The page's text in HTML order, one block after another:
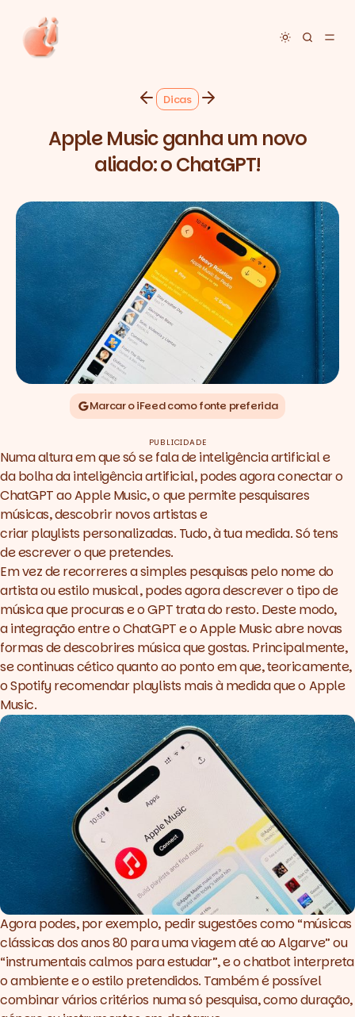
Toggle
Dicas
Apple Music ganha um novo
aliado: o ChatGPT!
Marcar o iFeed como fonte preferida
PUBLICIDADE
Numa altura em que só se fala de inteligência artificial e
dabolhada inteligência artificial, podes agora conectar o
ChatGPT ao Apple Music, o que permite pesquisares
músicas, descobrir novos artistas e
criarplaylistspersonalizadas. Tudo, à tua medida. Só tens
de escrever o que pretendes.
Em vez de recorreres a simples pesquisas pelo nome do
artista ou estilo musical, podes agora descrever o tipo de
música que procuras e o GPT trata do resto. Deste modo,
a integração entre o ChatGPT e o Apple Music abre novas
formas de descobrires música que gostas. Principalmente,
se continuas cético quanto ao ponto em que, teoricamente,
o Spotify recomendarplaylistsmais à medida que o Apple
Music.
Agora podes, por exemplo, pedir sugestões como “músicas
clássicas dos anos 80 para uma viagem até ao Algarve” ou
“instrumentais calmos para estudar”, e ochatbotinterpreta
o ambiente e o estilo pretendidos. Também é possível
combinar vários critérios numa só pesquisa, como duração,